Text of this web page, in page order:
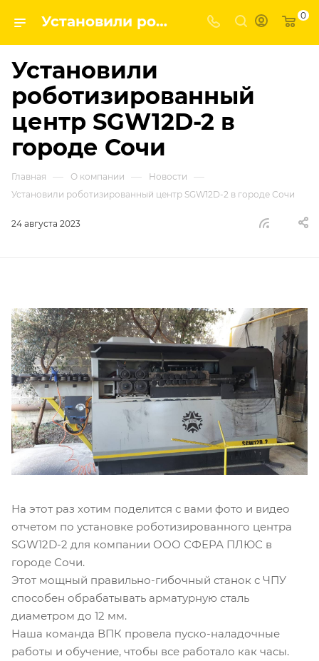
Установили роботизированный центр SGW12D-2 в городе Сочи | ГК ВПК - наши новости 0
Установили
роботизированный
центр SGW12D-2 в
городе Сочи
Главная — О компании — Новости —
Установили роботизированный центр SGW12D-2 в городе Сочи
24 августа 2023
На этот раз хотим поделится с вами фото и видео
отчетом по установке роботизированного центра
SGW12D-2 для компании ООО СФЕРА ПЛЮС в
городе Сочи.
Этот мощный правильно-гибочный станок с ЧПУ
способен обрабатывать арматурную сталь
диаметром до 12 мм.
Наша команда ВПК провела пуско-наладочные
работы и обучение, чтобы все работало как часы.